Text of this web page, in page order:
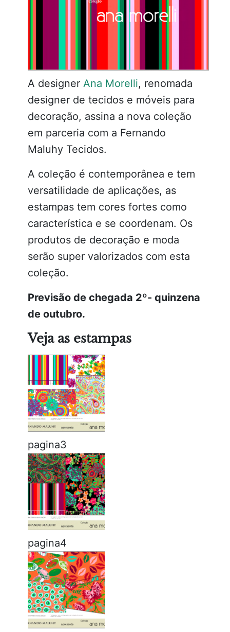
A designer Ana Morelli, renomada
designer de tecidos e móveis para
decoração, assina a nova coleção
em parceria com a Fernando
Maluhy Tecidos.
A coleção é contemporânea e tem
versatilidade de aplicações, as
estampas tem cores fortes como
característica e se coordenam. Os
produtos de decoração e moda
serão super valorizados com esta
coleção.
Previsão de chegada 2º- quinzena
de outubro.
Veja as estampas
pagina3
pagina4